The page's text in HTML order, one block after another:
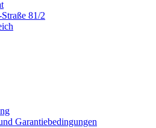
81/2
Garantiebedingungen